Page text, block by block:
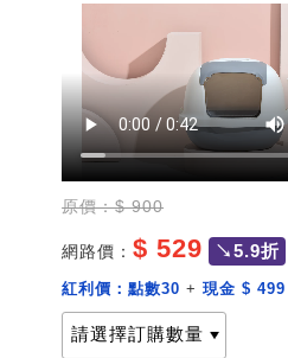
原價：$ 900
網路價：$ 529 ↘5.9折
紅利價：點數30 +現金 $ 499